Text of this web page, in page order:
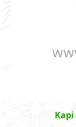
Kapi